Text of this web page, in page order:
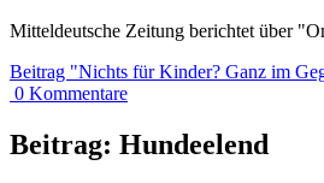
Mitteldeutsche Zeitung berichtet über
Beitrag "Nichts für Kinder? Ganz im
0 Kommentare
Beitrag: Hundeelend